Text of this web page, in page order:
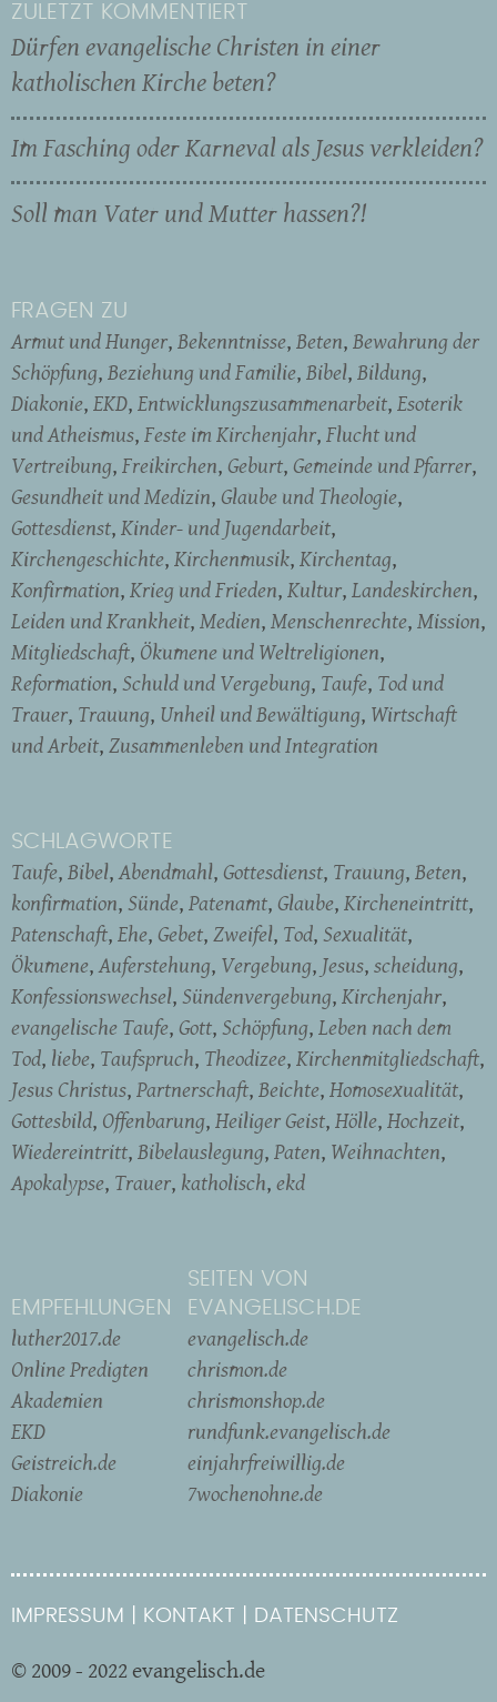
ZULETZT KOMMENTIERT
Dürfen evangelische Christen in einer
katholischen Kirche beten?
Im Fasching oder Karneval als Jesus verkleiden?
Soll man Vater und Mutter hassen?!
FRAGEN ZU
Armut und Hunger Bekenntnisse Beten Bewahrung der
Schöpfung Beziehung und Familie Bibel Bildung
Diakonie EKD Entwicklungszusammenarbeit Esoterik
und Atheismus Feste im Kirchenjahr Flucht und
Vertreibung Freikirchen Geburt Gemeinde und Pfarrer
Gesundheit und Medizin Glaube und Theologie
Gottesdienst Kinder- und Jugendarbeit
Kirchengeschichte Kirchenmusik Kirchentag
Konfirmation Krieg und Frieden Kultur Landeskirchen
Leiden und Krankheit Medien Menschenrechte Mission
Mitgliedschaft Ökumene und Weltreligionen
Reformation Schuld und Vergebung Taufe Tod und
Trauer Trauung Unheil und Bewältigung Wirtschaft
und Arbeit Zusammenleben und Integration
SCHLAGWORTE
Taufe Bibel Abendmahl Gottesdienst Trauung Beten
konfirmation Sünde Patenamt Glaube Kircheneintritt
Patenschaft Ehe Gebet Zweifel Tod Sexualität
Ökumene Auferstehung Vergebung Jesus scheidung
Konfessionswechsel Sündenvergebung Kirchenjahr
evangelische Taufe Gott Schöpfung Leben nach dem
Tod liebe Taufspruch Theodizee Kirchenmitgliedschaft
Jesus Christus Partnerschaft Beichte Homosexualität
Gottesbild Offenbarung Heiliger Geist Hölle Hochzeit
Wiedereintritt Bibelauslegung Paten Weihnachten
Apokalypse Trauer katholisch ekd
EMPFEHLUNGEN
luther2017.de
Online Predigten
Akademien
EKD
Geistreich.de
Diakonie
SEITEN VON
EVANGELISCH.DE
evangelisch.de
chrismon.de
chrismonshop.de
rundfunk.evangelisch.de
einjahrfreiwillig.de
7wochenohne.de
IMPRESSUM KONTAKT DATENSCHUTZ
© 2009 - 2022 evangelisch.de